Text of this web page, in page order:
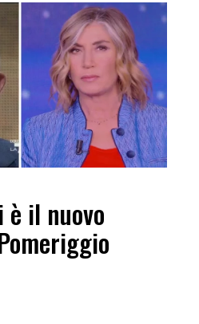
è il nuovo